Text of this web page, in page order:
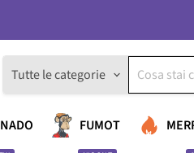
Tutte le categorie
FUMOT